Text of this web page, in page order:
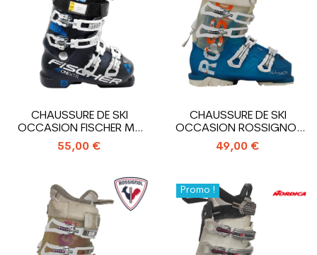
CHAUSSURE DE SKI
OCCASION FISCHER MY
ONE 80 XTR
55,00 €
CHAUSSURE DE SKI
OCCASION ROSSIGNOL
ALLTRACK
49,00 €
Promo !